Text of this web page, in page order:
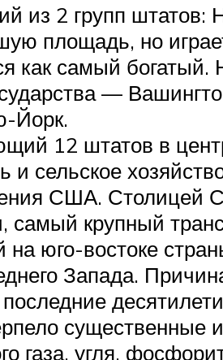
из 2 групп
площадь, но
как самый
—
Йорк.
12 штатов в
сельское
США. Столицей
самый крупный
юго-востоке
Запада.
газа, угля,